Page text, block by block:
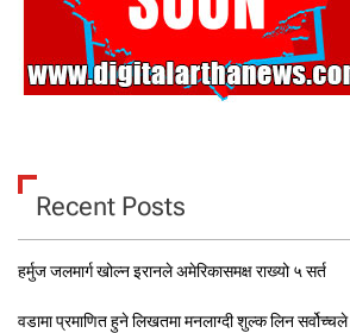
Recent Posts
हर्मुज जलमार्ग खोल्न इरानले अमेरिकासमक्ष राख्यो ५ सर्त
वडामा प्रमाणित हुने लिखतमा मनलाग्दी शुल्क लिन सर्वोच्चले